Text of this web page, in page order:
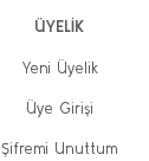
ÜYELİK
Yeni Üyelik
Üye Girişi
Şifremi Unuttum